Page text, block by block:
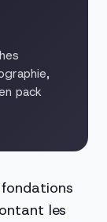
pack
les